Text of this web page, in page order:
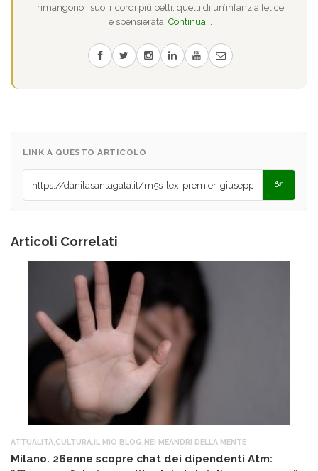
rimangono i suoi ricordi più belli: quelli di un’infanzia felice
e spensierata. Continua...
LINK A QUESTO ARTICOLO
Articoli Correlati
ATTUALITÀ CULTURA IL MIO BLOG NEI MEANDRI DELLA MENTE
Milano. 26enne scopre chat dei dipendenti Atm: